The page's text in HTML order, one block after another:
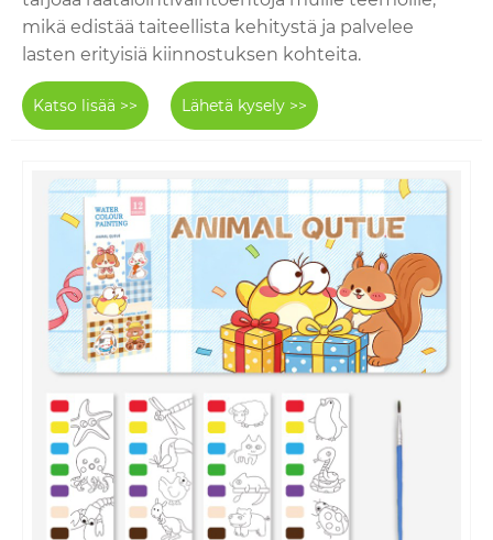
mikä edistää taiteellista kehitystä ja palvelee
lasten erityisiä kiinnostuksen kohteita.
Katso lisää >> Lähetä kysely >>